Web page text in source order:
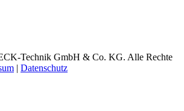
Technik GmbH & Co. KG. Alle Rechte
| Datenschutz